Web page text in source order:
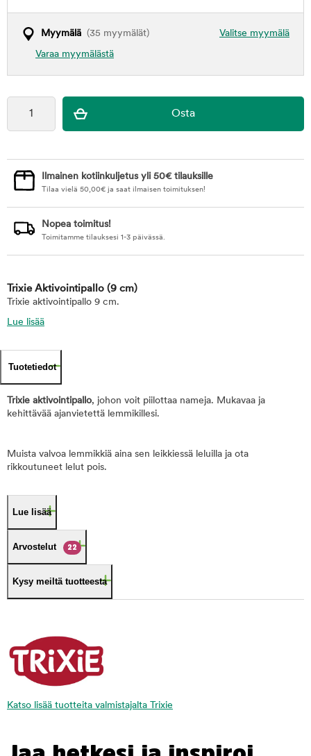
Valitse myymälä
Myymälä (35 myymälät)
Varaa myymälästä
Ilmainen kotiinkuljetus yli 50€ tilauksille
Tilaa vielä 50,00€ ja saat ilmaisen toimituksen!
Nopea toimitus!
Toimitamme tilauksesi 1-3 päivässä.
Trixie Aktivointipallo (9 cm)
Trixie aktivointipallo 9 cm.
Lue lisää
Tuotetiedot
Trixie aktivointipallo, johon voit piilottaa nameja. Mukavaa ja
kehittävää ajanvietettä lemmikillesi.
Muista valvoa lemmikkiä aina sen leikkiessä leluilla ja ota
rikkoutuneet lelut pois.
Lue lisää
Arvostelut 22
Kysy meiltä tuotteesta
Katso lisää tuotteita valmistajalta Trixie